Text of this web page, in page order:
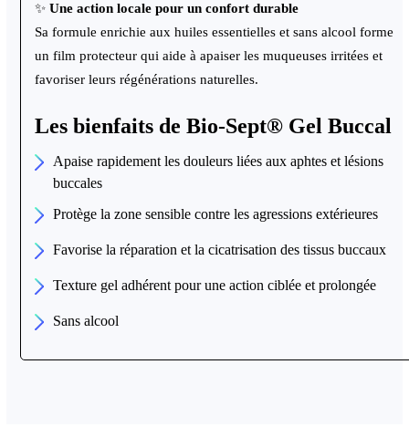
✨Une action locale pour un confort durable
Sa formule enrichie aux huiles essentielles et sans alcool forme
un film protecteur qui aide à apaiser les muqueuses irritées et
favoriser leurs régénérations naturelles.
Les bienfaits de Bio-Sept® Gel Buccal
Apaise rapidement les douleurs liées aux aphtes et lésions
buccales
Protège la zone sensible contre les agressions extérieures
Favorise la réparation et la cicatrisation des tissus buccaux
Texture gel adhérent pour une action ciblée et prolongée
Sans alcool